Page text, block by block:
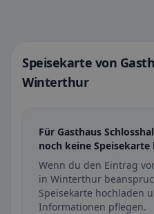
Speisekarte von
Winterthur
Für Gasthaus
noch keine
Wenn du den Eintrag
in Winterthur
Speisekarte hochladen
Informationen pflegen.